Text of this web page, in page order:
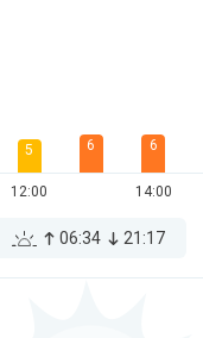
5
12:00
6 6
14:00
06:34 21:17